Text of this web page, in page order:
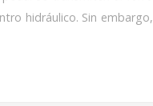
hidráulico. Sin embargo,